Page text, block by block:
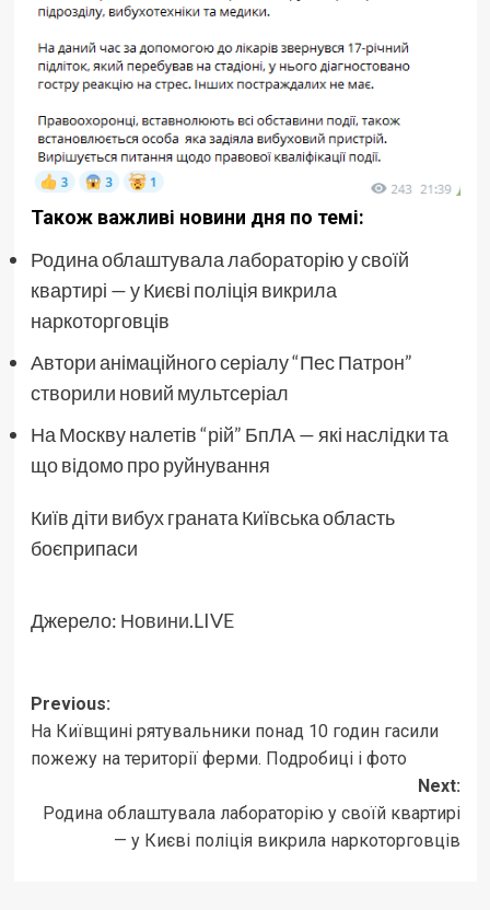
Також важливі новини дня по темі:
Родина облаштувала лабораторію у своїй
квартирі — у Києві поліція викрила
наркоторговців
Автори анімаційного серіалу “Пес Патрон”
створили новий мультсеріал
На Москву налетів “рій” БпЛА — які наслідки та
що відомо про руйнування
Київ діти вибух граната Київська область
боєприпаси
Джерело: Новини.LIVE
Post
navigation
Previous:
На Київщині рятувальники понад 10 годин гасили
пожежу на території ферми. Подробиці і фото
Next:
Родина облаштувала лабораторію у своїй квартирі
— у Києві поліція викрила наркоторговців